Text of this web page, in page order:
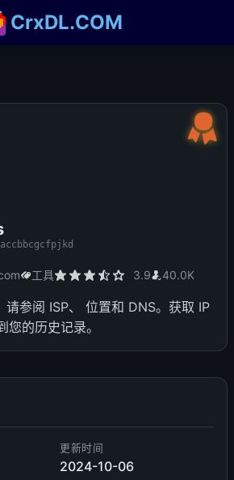
CrxDL.COM
工具 3.9 40.0K
请参阅 ISP、 位置和 DNS。获取 IP
的历史记录。
更新时间
2024-10-06